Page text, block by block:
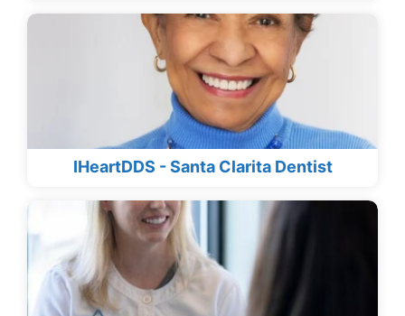
IHeartDDS - Santa Clarita Dentist